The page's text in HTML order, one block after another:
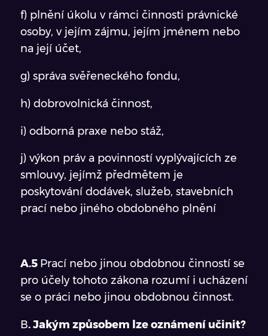
f) plnění úkolu v rámci činnosti právnické
osoby, v jejím zájmu, jejím jménem nebo
na její účet,
g) správa svěřeneckého fondu,
h) dobrovolnická činnost,
i) odborná praxe nebo stáž,
j) výkon práv a povinností vyplývajících ze
smlouvy, jejímž předmětem je
poskytování dodávek, služeb, stavebních
prací nebo jiného obdobného plnění
A.5 Prací nebo jinou obdobnou činností se
pro účely tohoto zákona rozumí i ucházení
se o práci nebo jinou obdobnou činnost.
B. Jakým způsobem lze oznámení učinit?